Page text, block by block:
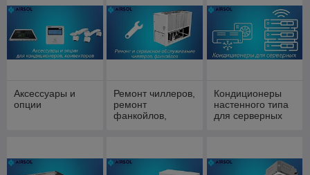
Аксессуары и
опции
Ремонт чиллеров,
ремонт
фанкойлов,
Кондиционеры
настенного типа
для серверных